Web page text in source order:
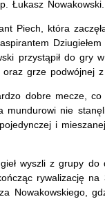
Łukasz Nowakowski.
Piech, która
przystąpił do gry
grze podwójnej
dobre mecze, co
mundurowi nie
i
wyszli z grupy
rywalizację
Nowakowskiego,